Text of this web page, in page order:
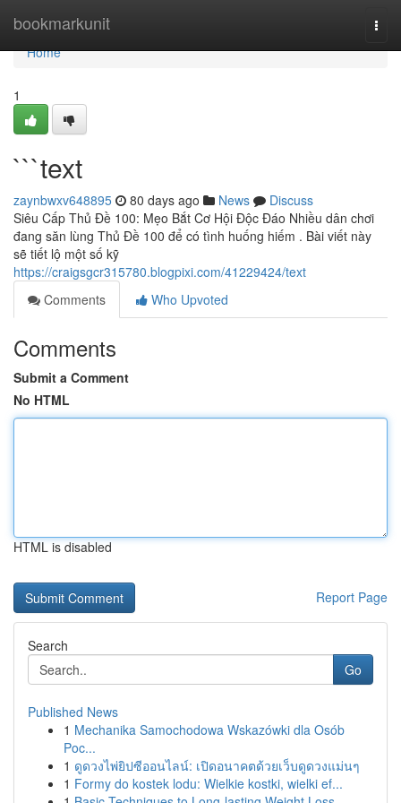
bookmarkunit
Home
Home
1
```text
zaynbwxv648895 80 days ago News
Discuss
Siêu Cấp Thủ Đề 100: Mẹo Bắt Cơ Hội Độc Đáo Nhiều dân chơi
đang săn lùng Thủ Đề 100 để có tình huống hiếm . Bài viết này
sẽ tiết lộ một số kỹ
https://craigsgcr315780.blogpixi.com/41229424/text
Comments
Who Upvoted
Comments
Submit a Comment
No HTML
HTML is disabled
Report Page
Search
Go
Published News
1 Mechanika Samochodowa Wskazówki dla Osób
Poc...
1 ดูดวงไพ่ยิปซีออนไลน์: เปิดอนาคตด้วยเว็บดูดวงแม่นๆ
1 Formy do kostek lodu: Wielkie kostki, wielki ef...